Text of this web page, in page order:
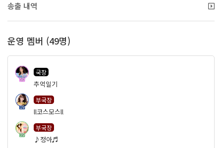
송출 내역
운영 멤버 (49명)
50
국장
추억일기
19
부국장
ll코스모스ll
39
부국장
♪정아♬